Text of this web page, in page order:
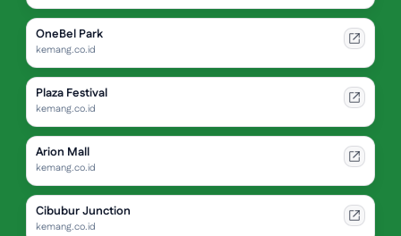
OneBel Park
kemang.co.id
Plaza Festival
kemang.co.id
Arion Mall
kemang.co.id
Cibubur Junction
kemang.co.id